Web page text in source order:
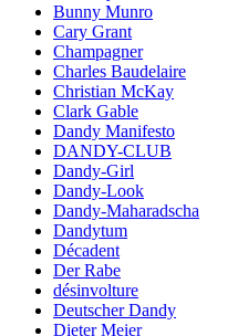
Bunny Munro
Cary Grant
Champagner
Charles Baudelaire
Christian McKay
Clark Gable
Dandy Manifesto
DANDY-CLUB
Dandy-Girl
Dandy-Look
Dandy-Maharadscha
Dandytum
Décadent
Der Rabe
désinvolture
Deutscher Dandy
Dieter Meier